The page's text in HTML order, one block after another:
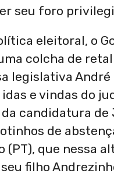
seu foro
eleitoral, o
colcha de
legislativa
e vindas do
candidatura
de
(PT), que nessa
filho